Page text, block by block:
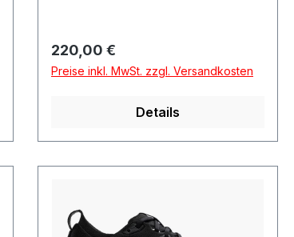
Regulärer Preis:
220,00 €
Preise inkl. MwSt. zzgl. Versandkosten
Details